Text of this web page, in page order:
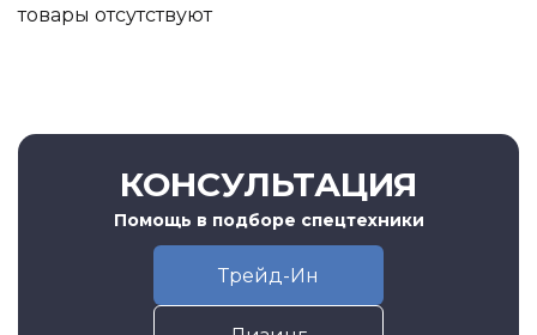
товары отсутствуют
КОНСУЛЬТАЦИЯ
Помощь в подборе спецтехники
Трейд-Ин